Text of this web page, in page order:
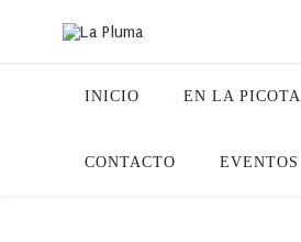
INICIO EN LA PICOTA
CONTACTO EVENTOS